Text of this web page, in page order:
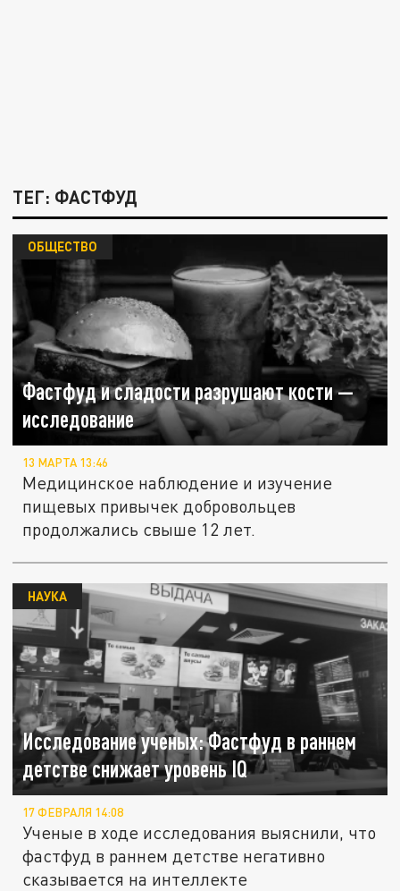
ТЕГ: ФАСТФУД
Фастфуд и сладости разрушают кости —
исследование
ОБЩЕСТВО
13 МАРТА 13:46
Медицинское наблюдение и изучение
пищевых привычек добровольцев
продолжались свыше 12 лет.
Исследование ученых: Фастфуд в раннем
детстве снижает уровень IQ
НАУКА
17 ФЕВРАЛЯ 14:08
Ученые в ходе исследования выяснили, что
фастфуд в раннем детстве негативно
сказывается на интеллекте